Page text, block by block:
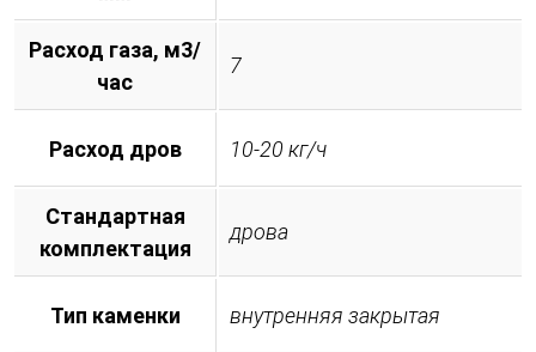
Расход газа, м3/
час
7
Расход дров 10-20 кг/ч
Стандартная
комплектация
дрова
Тип каменки внутренняя закрытая